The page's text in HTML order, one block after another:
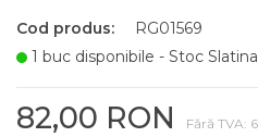
Cod produs:
RG01569
1 buc disponibile - Stoc Slatina
82,00 RON Fără TVA: